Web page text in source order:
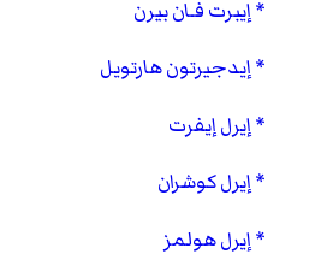
إيبرت فـان بيرن
إيدجيرتون هارتويل
إيرل إيفرت
إيرل كوشران
إيرل هولمز